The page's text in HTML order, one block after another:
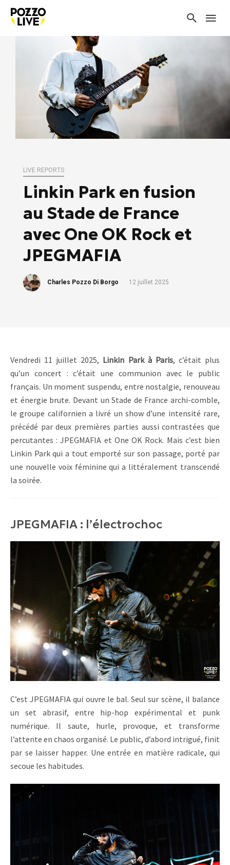
LIVE REPORTS
Linkin Park en fusion
au Stade de France
avec One OK Rock et
JPEGMAFIA
Charles Pozzo Di Borgo 12 juillet 2025
Vendredi 11 juillet 2025, Linkin Park à Paris, c’était plus
qu’un concert : c’était une communion avec le public
français. Un moment suspendu, entre nostalgie, renouveau
et énergie brute. Devant un Stade de France archi-comble,
le groupe californien a livré un show d’une intensité rare,
précédé par deux premières parties aussi contrastées que
percutantes : JPEGMAFIA et One OK Rock. Mais c’est bien
Linkin Park qui a tout emporté sur son passage, porté par
une nouvelle voix féminine qui a littéralement transcendé
la soirée.
JPEGMAFIA : l’électrochoc
C’est JPEGMAFIA qui ouvre le bal. Seul sur scène, il balance
un set abrasif, entre hip-hop expérimental et punk
numérique. Il saute, hurle, provoque, et transforme
l’attente en chaos organisé. Le public, d’abord intrigué, finit
par se laisser happer. Une entrée en matière radicale, qui
secoue les habitudes.